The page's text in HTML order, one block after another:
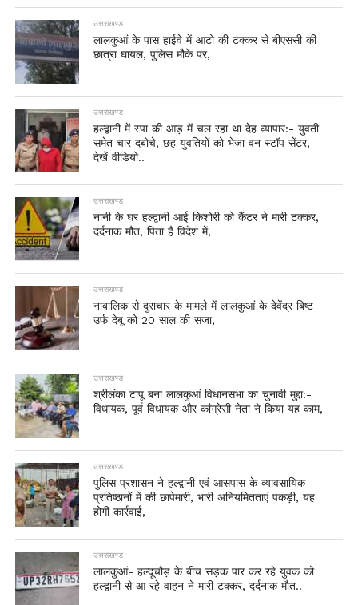
उत्तराखण्ड
लालकुआं के पास हाईवे में आटो की टक्कर से बीएससी की
छात्रा घायल, पुलिस मौके पर,
उत्तराखण्ड
हल्द्वानी में स्पा की आड़ में चल रहा था देह व्यापार:- युवती
समेत चार दबोचे, छह युवतियों को भेजा वन स्टॉप सेंटर,
देखें वीडियो..
उत्तराखण्ड
नानी के घर हल्द्वानी आई किशोरी को कैंटर ने मारी टक्कर,
दर्दनाक मौत, पिता है विदेश में,
उत्तराखण्ड
नाबालिक से दुराचार के मामले में लालकुआं के देवेंद्र बिष्ट
उर्फ देबू को 20 साल की सजा,
उत्तराखण्ड
श्रीलंका टापू बना लालकुआं विधानसभा का चुनावी मुद्दा:-
विधायक, पूर्व विधायक और कांग्रेसी नेता ने किया यह काम,
उत्तराखण्ड
पुलिस प्रशासन ने हल्द्वानी एवं आसपास के व्यावसायिक
प्रतिष्ठानों में की छापेमारी, भारी अनियमितताएं पकड़ी, यह
होगी कार्रवाई,
उत्तराखण्ड
लालकुआं- हल्दूचौड़ के बीच सड़क पार कर रहे युवक को
हल्द्वानी से आ रहे वाहन ने मारी टक्कर, दर्दनाक मौत..